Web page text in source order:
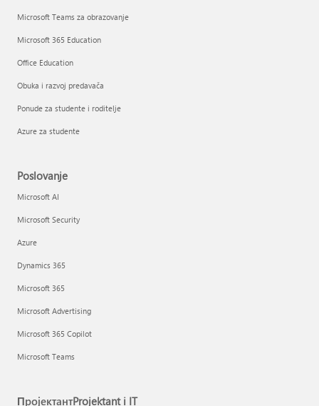
Microsoft Teams za obrazovanje
Microsoft 365 Education
Office Education
Obuka i razvoj predavača
Ponude za studente i roditelje
Azure za studente
Poslovanje
Microsoft AI
Microsoft Security
Azure
Dynamics 365
Microsoft 365
Microsoft Advertising
Microsoft 365 Copilot
Microsoft Teams
ПројектантProjektant i IT